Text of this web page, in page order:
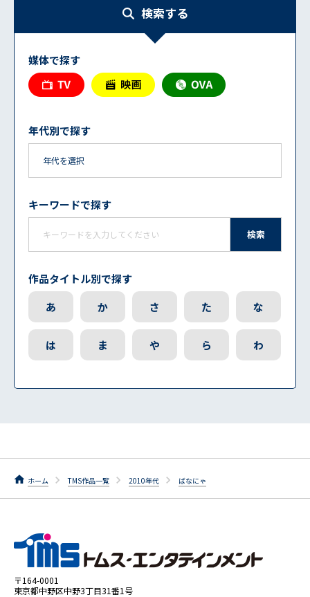
検索する
媒体で探す
年代別で探す
キーワードで探す
検索
作品タイトル別で探す
あ
か さ た な
は ま や ら わ
ホーム TMS作品一覧 2010年代 ばなにゃ
〒164-0001
東京都中野区中野3丁目31番1号